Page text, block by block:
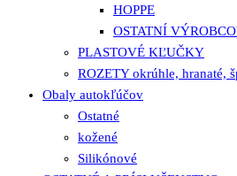
HOPPE
OSTATNÍ
PLASTOVÉ KĽUČKY
ROZETY okrúhle, hranaté,
Obaly autokľúčov
Ostatné
kožené
Silikónové